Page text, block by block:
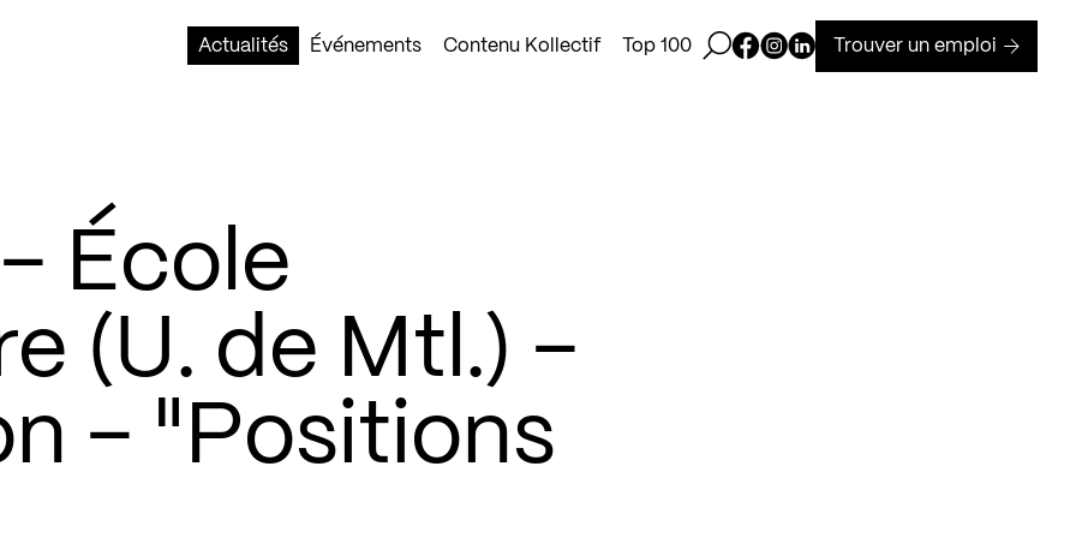
Actualités
Événements Contenu Kollectif Top 100 Ouvrir la barre de recherche
Page Facebook de Kollectif
Page Instagram de Kollectif
Page Linkedin de Kollectif
Trouver un emploi
École
(U. de Mtl.) –
– "Positions